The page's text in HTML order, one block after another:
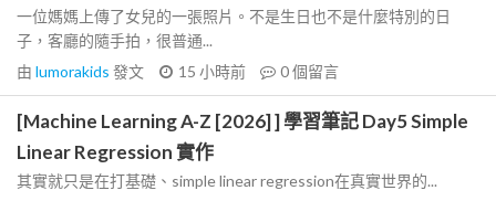
一位媽媽上傳了女兒的一張照片。不是生日也不是什麼特別的日
子，客廳的隨手拍，很普通...
由 lumorakids 發文 15 小時前 0個留言
[Machine Learning A-Z [2026] ] 學習筆記 Day5 Simple
Linear Regression 實作
其實就只是在打基礎、simple linear regression在真實世界的...